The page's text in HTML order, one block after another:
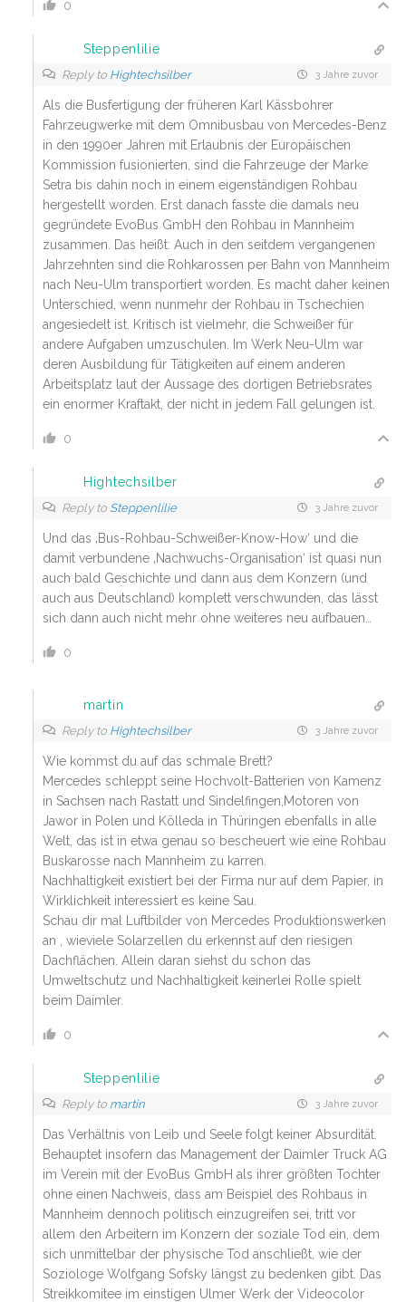
0
Steppenlilie
Reply to Hightechsilber 3 Jahre zuvor
Als die Busfertigung der früheren Karl Kässbohrer
Fahrzeugwerke mit dem Omnibusbau von Mercedes-Benz
in den 1990er Jahren mit Erlaubnis der Europäischen
Kommission fusionierten, sind die Fahrzeuge der Marke
Setra bis dahin noch in einem eigenständigen Rohbau
hergestellt worden. Erst danach fasste die damals neu
gegründete EvoBus GmbH den Rohbau in Mannheim
zusammen. Das heißt: Auch in den seitdem vergangenen
Jahrzehnten sind die Rohkarossen per Bahn von Mannheim
nach Neu-Ulm transportiert worden. Es macht daher keinen
Unterschied, wenn nunmehr der Rohbau in Tschechien
angesiedelt ist. Kritisch ist vielmehr, die Schweißer für
andere Aufgaben umzuschulen. Im Werk Neu-Ulm war
deren Ausbildung für Tätigkeiten auf einem anderen
Arbeitsplatz laut der Aussage des dortigen Betriebsrates
ein enormer Kraftakt, der nicht in jedem Fall gelungen ist.
0
Hightechsilber
Reply to Steppenlilie 3 Jahre zuvor
Und das ‚Bus-Rohbau-Schweißer-Know-How‘ und die
damit verbundene ‚Nachwuchs-Organisation‘ ist quasi nun
auch bald Geschichte und dann aus dem Konzern (und
auch aus Deutschland) komplett verschwunden, das lässt
sich dann auch nicht mehr ohne weiteres neu aufbauen…
0
martin
Reply to Hightechsilber 3 Jahre zuvor
Wie kommst du auf das schmale Brett?
Mercedes schleppt seine Hochvolt-Batterien von Kamenz
in Sachsen nach Rastatt und Sindelfingen,Motoren von
Jawor in Polen und Kölleda in Thüringen ebenfalls in alle
Welt, das ist in etwa genau so bescheuert wie eine Rohbau
Buskarosse nach Mannheim zu karren.
Nachhaltigkeit existiert bei der Firma nur auf dem Papier, in
Wirklichkeit interessiert es keine Sau.
Schau dir mal Luftbilder von Mercedes Produktionswerken
an , wieviele Solarzellen du erkennst auf den riesigen
Dachflächen. Allein daran siehst du schon das
Umweltschutz und Nachhaltigkeit keinerlei Rolle spielt
beim Daimler.
0
Steppenlilie
Reply to martin 3 Jahre zuvor
Das Verhältnis von Leib und Seele folgt keiner Absurdität.
Behauptet insofern das Management der Daimler Truck AG
im Verein mit der EvoBus GmbH als ihrer größten Tochter
ohne einen Nachweis, dass am Beispiel des Rohbaus in
Mannheim dennoch politisch einzugreifen sei, tritt vor
allem den Arbeitern im Konzern der soziale Tod ein, dem
sich unmittelbar der physische Tod anschließt, wie der
Soziologe Wolfgang Sofsky längst zu bedenken gibt. Das
Streikkomitee im einstigen Ulmer Werk der Videocolor